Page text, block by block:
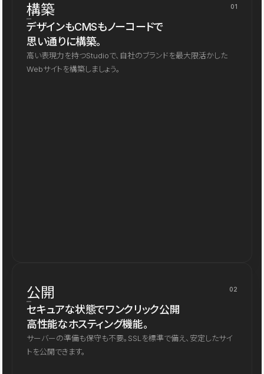
構築 01
デザインもCMSもノーコードで
思い通りに構築。
高い表現力を持つStudioで、自社のブランドを最大限活かした
Webサイトを構築しましょう。
公開 02
セキュアな状態でワンクリック公開
高性能なホスティング機能。
サーバーの準備も保守も不要。SSLを標準で備え、安定したサイ
トを公開できます。